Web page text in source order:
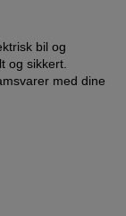
bil og
og sikkert.
med dine